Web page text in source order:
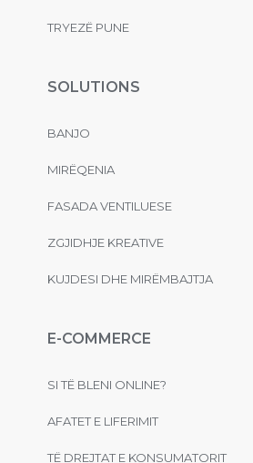
TRYEZË PUNE
SOLUTIONS
BANJO
MIRËQENIA
FASADA VENTILUESE
ZGJIDHJE KREATIVE
KUJDESI DHE MIRËMBAJTJA
E-COMMERCE
SI TË BLENI ONLINE?
AFATET E LIFERIMIT
TË DREJTAT E KONSUMATORIT